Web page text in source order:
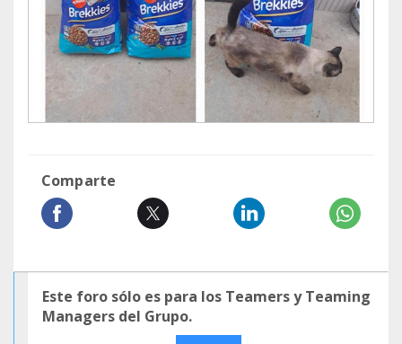
Comparte
Este foro sólo es para los Teamers y Teaming
Managers del Grupo.